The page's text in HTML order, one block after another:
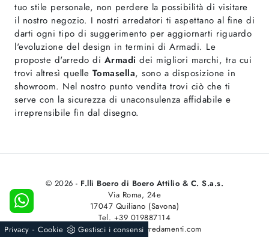
tuo stile personale, non perdere la possibilità di visitare
il nostro negozio. I nostri arredatori ti aspettano al fine di
darti ogni tipo di suggerimento per aggiornarti riguardo
l'evoluzione del design in termini di Armadi. Le
proposte d'arredo di Armadi dei migliori marchi, tra cui
trovi altresì quelle Tomasella, sono a disposizione in
showroom. Nel nostro punto vendita trovi ciò che ti
serve con la sicurezza di unaconsulenza affidabile e
irreprensibile fin dal disegno.
© 2026 - F.lli Boero di Boero Attilio & C. S.a.s.
Via Roma, 24e
17047 Quiliano (Savona)
Tel. +39 019887114
Email vendite@boeroarredamenti.com
Privacy - Cookie Gestisci i consensi